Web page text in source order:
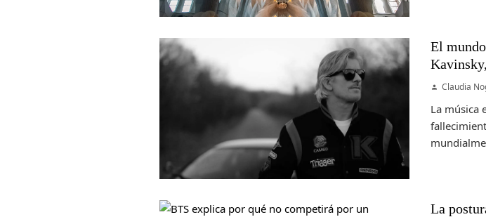
El
Claudia
La música
La